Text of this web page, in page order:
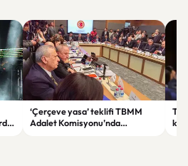
‘Çerçeve yasa’ teklifi TBMM
Adalet Komisyonu’nda